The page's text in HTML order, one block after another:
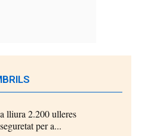
lliura 2.200 ulleres
per a...